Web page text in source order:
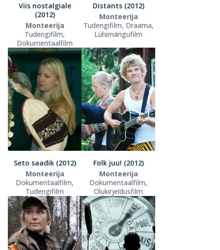
Viis nostalgiale
(2012)
Monteerija
Tudengifilm,
Dokumentaalfilm
Distants (2012)
Monteerija
Tudengifilm, Draama,
Lühimängufilm
Seto saadik (2012)
Monteerija
Dokumentaalfilm,
Tudengifilm
Folk juu! (2012)
Monteerija
Dokumentaalfilm,
Olukirjeldusfilm